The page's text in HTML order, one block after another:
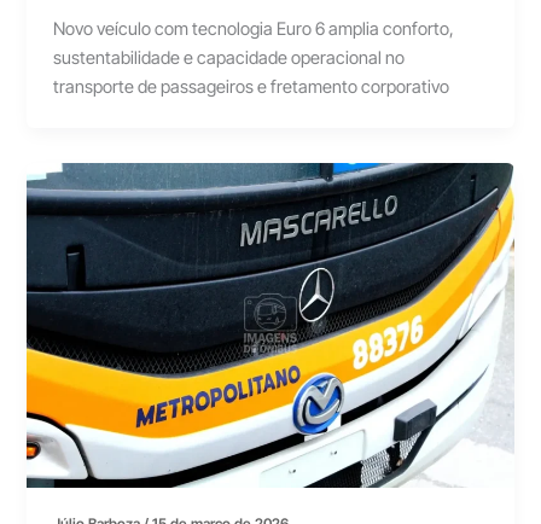
Novo veículo com tecnologia Euro 6 amplia conforto,
sustentabilidade e capacidade operacional no
transporte de passageiros e fretamento corporativo